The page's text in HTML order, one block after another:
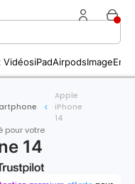
VidéosiPadAirpodsImage
Apple
iPhone
14
pour votre
14